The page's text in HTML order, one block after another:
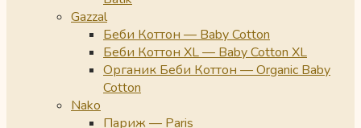
Gazzal
Беби Коттон — Baby Cotton
Беби Коттон XL — Baby Cotton XL
Органик Беби Коттон — Organic Baby
Cotton
Nako
Париж — Paris